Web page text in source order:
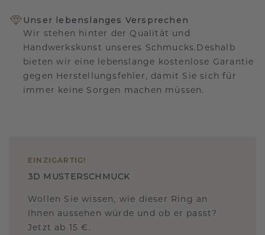
Unser lebenslanges Versprechen
Wir stehen hinter der Qualität und
Handwerkskunst unseres Schmucks.Deshalb
bieten wir eine lebenslange kostenlose Garantie
gegen Herstellungsfehler, damit Sie sich für
immer keine Sorgen machen müssen.
EINZIGARTIG !
3D MUSTERSCHMUCK
Wollen Sie wissen, wie dieser Ring an
Ihnen aussehen würde und ob er passt?
Jetzt ab 15 €.